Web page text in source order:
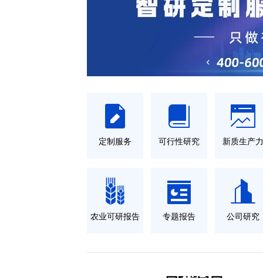
定制服务 可行性研究 新质生产力
农业可研报告 专题报告 公司研究